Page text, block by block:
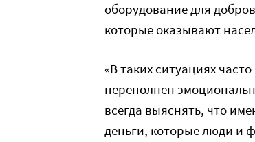
оборудование для
которые оказывают
«В таких ситуациях
переполнен
всегда выяснять, что
деньги, которые люди и